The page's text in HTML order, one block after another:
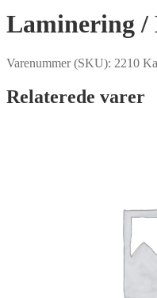
Laminering /
Varenummer (SKU): 2210
Relaterede varer